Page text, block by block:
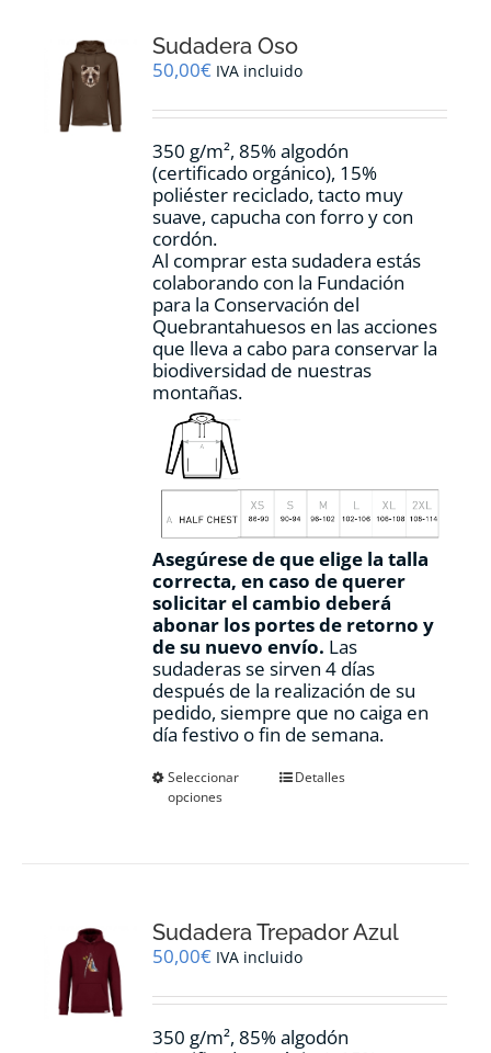
se
pueden
en
página
de
producto
Sudadera Oso
50,00€ IVA incluido
350 g/m², 85% algodón
(certificado orgánico), 15%
poliéster reciclado, tacto muy
suave, capucha con forro y con
cordón.
Al comprar esta sudadera estás
colaborando con la Fundación
para la Conservación del
Quebrantahuesos en las acciones
que lleva a cabo para conservar la
biodiversidad de nuestras
montañas.
Asegúrese de que elige la talla
correcta, en caso de querer
solicitar el cambio deberá
abonar los portes de retorno y
de su nuevo envío. Las
sudaderas se sirven 4 días
después de la realización de su
pedido, siempre que no caiga en
día festivo o fin de semana.
Seleccionar
opciones
Este
se
pueden
en
página
Detalles
Sudadera Trepador Azul
50,00€ IVA incluido
350 g/m², 85% algodón